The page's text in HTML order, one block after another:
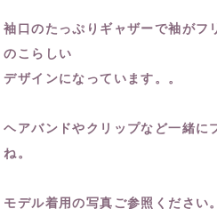
袖口のたっぷりギャザーで袖がフ
のこらしい
デザインになっています。。
ヘアバンドやクリップなど一緒に
ね。
モデル着用の写真ご参照ください。